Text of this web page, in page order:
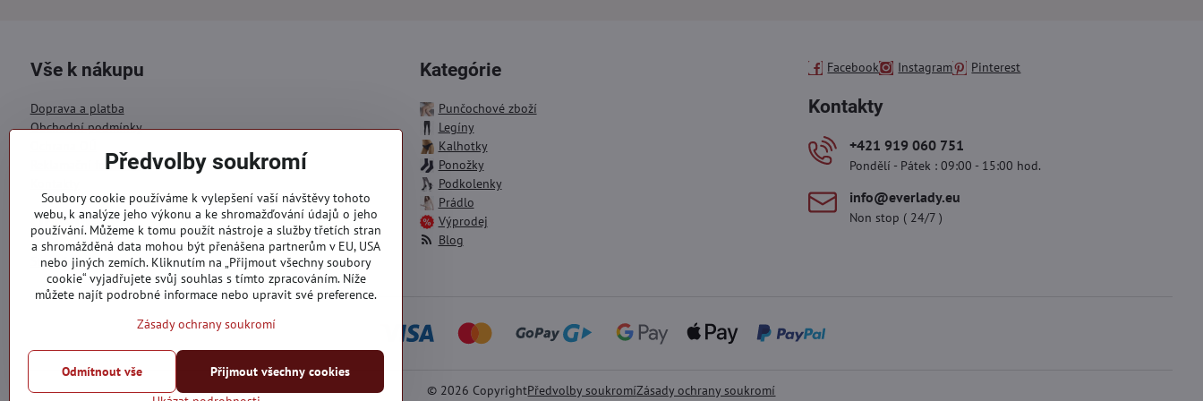
Vše k nákupu
Doprava a platba
Obchodní podmínky
Reklamační formulář
Objednávky
Stav objednávky
Kategórie
Punčochové zboží
Legíny
Kalhotky
Ponožky
Podkolenky
Prádlo
Výprodej
Blog
Facebook Instagram Pinterest
Kontakty
+421 919 060 751
Pondělí - Pátek : 09:00 - 15:00 hod.
info​@everlady​.eu
Non stop ( 24/7 )
© 2026 CopyrightPředvolby soukromíZásady ochrany soukromí
Předvolby soukromí
Soubory cookie používáme k vylepšení vaší návštěvy tohoto
webu, k analýze jeho výkonu a ke shromažďování údajů o jeho
používání. Můžeme k tomu použít nástroje a služby třetích stran
a shromážděná data mohou být přenášena partnerům v EU, USA
nebo jiných zemích. Kliknutím na „Přijmout všechny soubory
cookie“ vyjadřujete svůj souhlas s tímto zpracováním. Níže
můžete najít podrobné informace nebo upravit své preference.
Zásady ochrany soukromí
Přijmout všechny cookies
Odmítnout vše